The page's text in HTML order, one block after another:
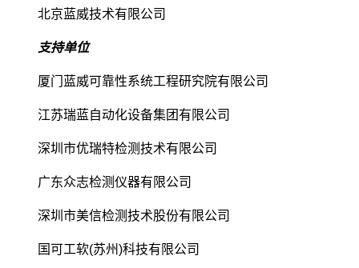
北京蓝威技术有限公司
支持单位
厦门蓝威可靠性系统工程研究院有限公司
江苏瑞蓝自动化设备集团有限公司
深圳市优瑞特检测技术有限公司
广东众志检测仪器有限公司
深圳市美信检测技术股份有限公司
国可工软(苏州)科技有限公司